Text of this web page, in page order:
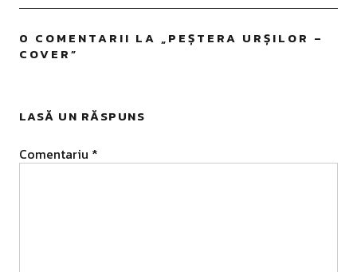
0 COMENTARII LA „PEȘTERA URȘILOR –
COVER”
LASĂ UN RĂSPUNS
Comentariu *